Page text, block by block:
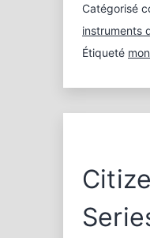
Catégorisé
instruments
Étiqueté